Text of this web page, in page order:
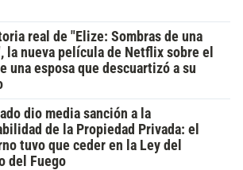
real de "Elize: Sombras de una
la nueva película de Netflix sobre el
una esposa que descuartizó a su
dio media sanción a la
de la Propiedad Privada: el
tuvo que ceder en la Ley del
del Fuego